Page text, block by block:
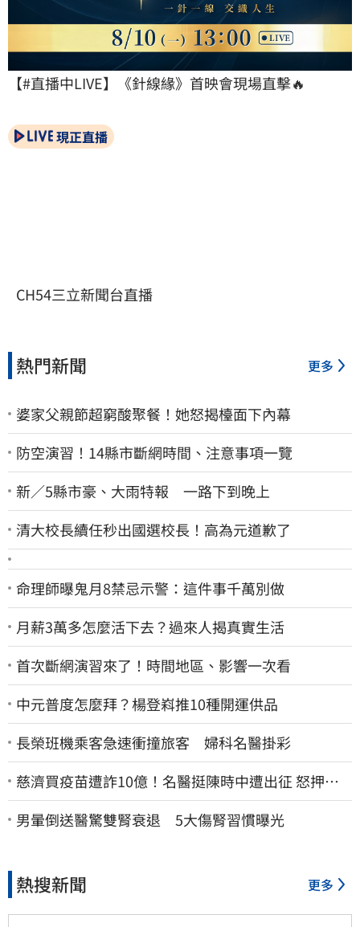
【#直播中LIVE】《針線緣》首映會現場直擊🔥
現正直播
CH54三立新聞台直播
熱門新聞 更多
婆家父親節超窮酸聚餐！她怒揭檯面下內幕
防空演習！14縣市斷網時間、注意事項一覽
新／5縣市豪、大雨特報 一路下到晚上
清大校長續任秒出國選校長！高為元道歉了
命理師曝鬼月8禁忌示警：這件事千萬別做
月薪3萬多怎麼活下去？過來人揭真實生活
首次斷網演習來了！時間地區、影響一次看
中元普度怎麼拜？楊登嵙推10種開運供品
長榮班機乘客急速衝撞旅客 婦科名醫掛彩
慈濟買疫苗遭詐10億！名醫挺陳時中遭出征 怒押身
家嗆爆藍白粉
男暈倒送醫驚雙腎衰退 5大傷腎習慣曝光
熱搜新聞 更多